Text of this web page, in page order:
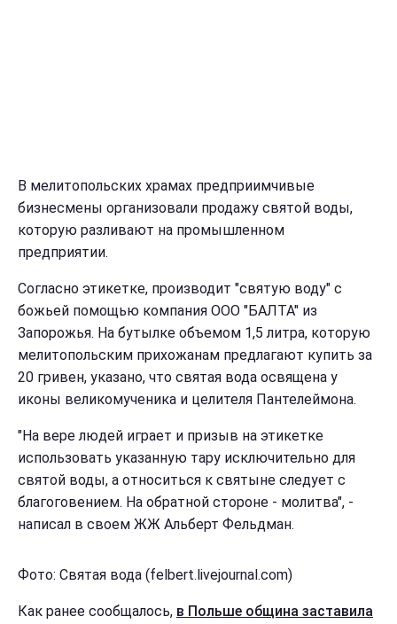
В мелитопольских храмах предприимчивые
бизнесмены организовали продажу святой воды,
которую разливают на промышленном
предприятии.
Согласно этикетке, производит "святую воду" с
божьей помощью компания ООО "БАЛТА" из
Запорожья. На бутылке объемом 1,5 литра, которую
мелитопольским прихожанам предлагают купить за
20 гривен, указано, что святая вода освящена у
иконы великомученика и целителя Пантелеймона.
"На вере людей играет и призыв на этикетке
использовать указанную тару исключительно для
святой воды, а относиться к святыне следует с
благоговением. На обратной стороне - молитва", -
написал в своем ЖЖ Альберт Фельдман.
Фото: Святая вода (felbert.livejournal.com)
Как ранее сообщалось, в Польше община заставила